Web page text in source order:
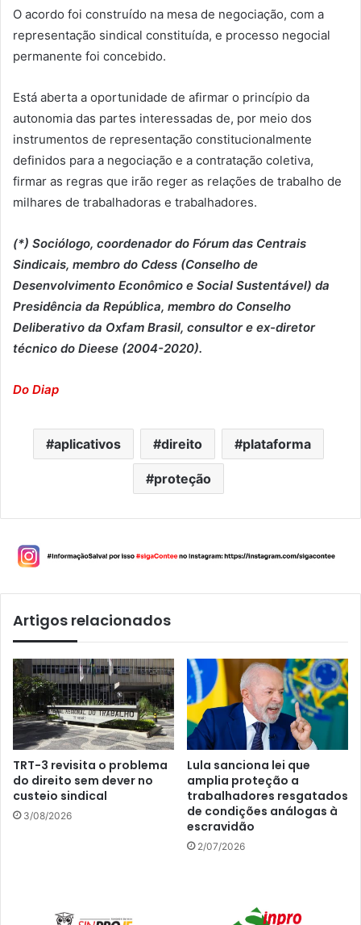
O acordo foi construído na mesa de negociação, com a
representação sindical constituída, e processo negocial
permanente foi concebido.
Está aberta a oportunidade de afirmar o princípio da
autonomia das partes interessadas de, por meio dos
instrumentos de representação constitucionalmente
definidos para a negociação e a contratação coletiva,
firmar as regras que irão reger as relações de trabalho de
milhares de trabalhadoras e trabalhadores.
(*) Sociólogo, coordenador do Fórum das Centrais
Sindicais, membro do Cdess (Conselho de
Desenvolvimento Econômico e Social Sustentável) da
Presidência da República, membro do Conselho
Deliberativo da Oxfam Brasil, consultor e ex-diretor
técnico do Dieese (2004-2020).
Do Diap
aplicativos direito plataforma
proteção
Artigos relacionados
TRT-3 revisita o problema
do direito sem dever no
custeio sindical
3/08/2026
Lula sanciona lei que
amplia proteção a
trabalhadores resgatados
de condições análogas à
escravidão
2/07/2026